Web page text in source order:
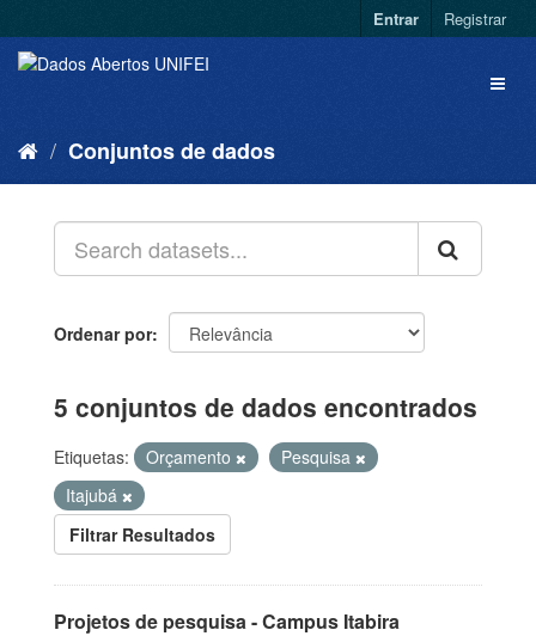
Entrar Registrar
Conjuntos de dados
Ordenar por
5 conjuntos de dados encontrados
Etiquetas: Orçamento
Pesquisa
Itajubá
Filtrar Resultados
Projetos de pesquisa - Campus Itabira